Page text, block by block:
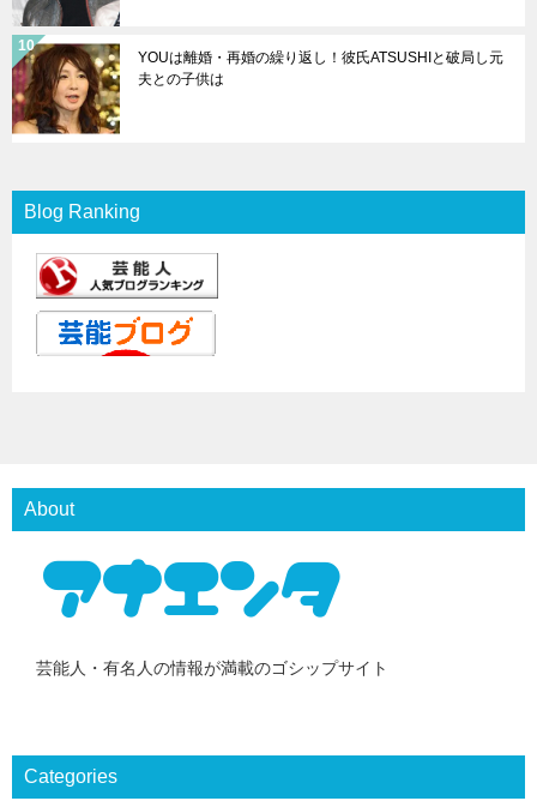
YOUは離婚・再婚の繰り返し！彼氏ATSUSHIと破局し元
夫との子供は
Blog Ranking
About
芸能人・有名人の情報が満載のゴシップサイト
Categories